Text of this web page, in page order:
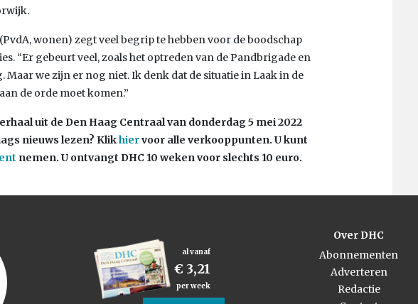
wonen) zegt veel begrip te hebben voor de boodschap
“Er gebeurt veel, zoals het optreden van de Pandbrigade en
we zijn er nog niet. Ik denk dat de situatie in Laak in de
de orde moet komen.”
uit de Den Haag Centraal van donderdag 5 mei 2022
nieuws lezen? Klikhiervoor alle verkooppunten. U kunt
nemen. U ontvangt DHC 10 weken voor slechts 10 euro.
al vanaf
€ 3,21
per week
Over DHC
Abonnementen
Adverteren
Redactie